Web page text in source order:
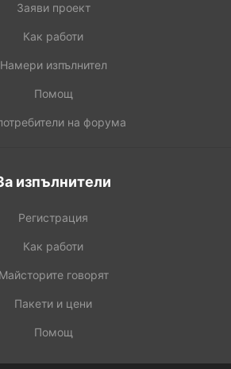
Заяви проект
Как работи
Намери изпълнител
Помощ
на форума
изпълнители
Регистрация
Как работи
Майсторите говорят
Пакети и цени
Помощ